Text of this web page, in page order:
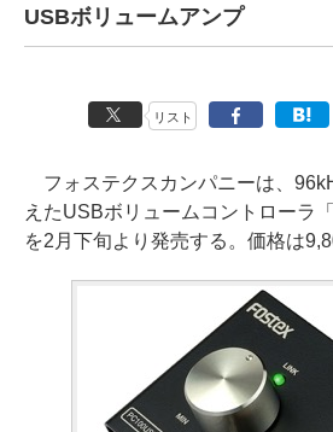
USBボリュームアンプ
リスト
フォステクスカンパニーは、
えたUSBボリュームコントローラ
を2月下旬より発売する。価格は